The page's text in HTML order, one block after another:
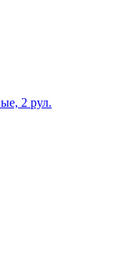
2 рул.